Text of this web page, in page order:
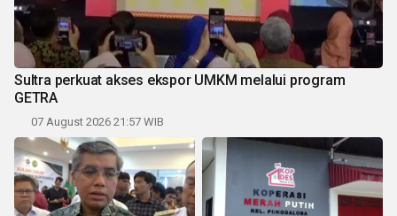
Sultra perkuat akses ekspor UMKM melalui program
GETRA
07 August 2026 21:57 WIB